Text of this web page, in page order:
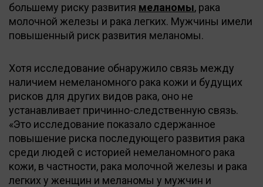
большему риску развития меланомы, рака
молочной железы и рака легких. Мужчины имели
повышенный риск развития меланомы.
Хотя исследование обнаружило связь между
наличием немеланомного рака кожи и будущих
рисков для других видов рака, оно не
устанавливает причинно-следственную связь.
«Это исследование показало сдержанное
повышение риска последующего развития рака
среди людей с историей немеланомного рака
кожи, в частности, рака молочной железы и рака
легких у женщин и меланомы у мужчин и